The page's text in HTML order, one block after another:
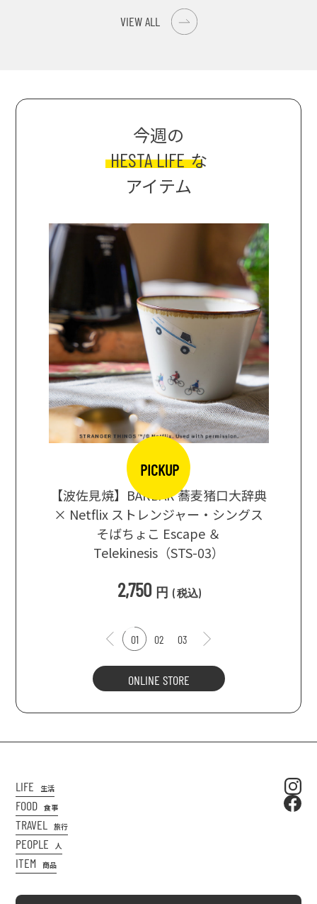
VIEW ALL
今週の
HESTA LIFE な
アイテム
PICKUP
【波佐見焼】BARBAR 蕎麦猪口大辞典
× Netflix ストレンジャー・シングス
そばちょこ Escape ＆
Telekinesis（STS-03）
2,750 円 (税込)
01 02 03
ONLINE STORE
LIFE 生活
FOOD 食事
TRAVEL 旅行
PEOPLE 人
ITEM 商品